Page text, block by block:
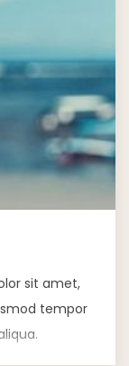
sit amet,
tempor